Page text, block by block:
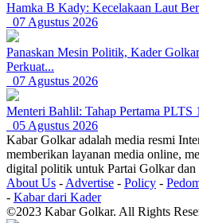
Hamka B Kady: Kecelakaan Laut
07 Agustus 2026
Panaskan Mesin Politik, Kader
Perkuat...
07 Agustus 2026
Menteri Bahlil: Tahap Pertama PLTS
05 Agustus 2026
Kabar Golkar adalah media resmi
memberikan layanan media online,
digital politik untuk Partai Golkar dan
About Us - Advertise - Policy -
- Kabar dari Kader
©2023 Kabar Golkar. All Rights